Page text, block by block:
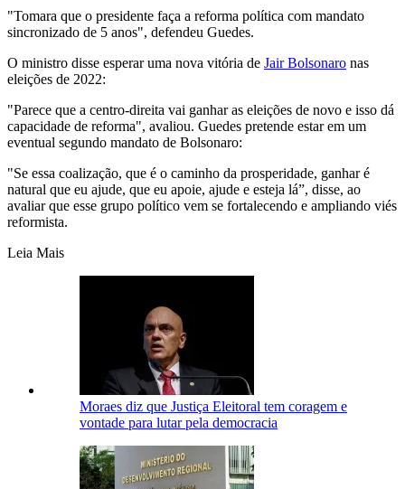
"Tomara que o presidente faça a reforma política com mandato
sincronizado de 5 anos", defendeu Guedes.
O ministro disse esperar uma nova vitória de Jair Bolsonaro nas
eleições de 2022:
"Parece que a centro-direita vai ganhar as eleições de novo e isso dá
capacidade de reforma", avaliou. Guedes pretende estar em um
eventual segundo mandato de Bolsonaro:
"Se essa coalização, que é o caminho da prosperidade, ganhar é
natural que eu ajude, que eu apoie, ajude e esteja lá”, disse, ao
avaliar que esse grupo político vem se fortalecendo e ampliando viés
reformista.
Leia Mais
Moraes diz que Justiça Eleitoral tem coragem e
vontade para lutar pela democracia